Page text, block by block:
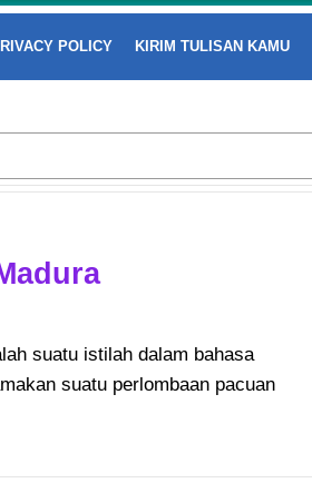
POLICY KIRIM TULISAN KAMU
suatu istilah dalam bahasa
suatu perlombaan pacuan